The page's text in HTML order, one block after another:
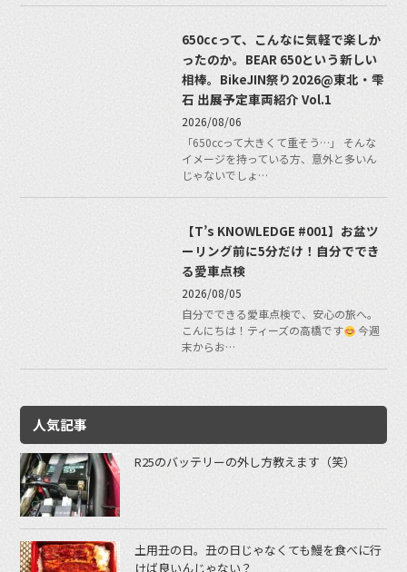
650ccって、こんなに気軽で楽しか
ったのか。BEAR 650という新しい
相棒。BikeJIN祭り2026@東北・雫
石 出展予定車両紹介 Vol.1
2026/08/06
「650ccって大きくて重そう…」 そんな
イメージを持っている方、意外と多いん
じゃないでしょ…
【T’s KNOWLEDGE #001】お盆ツ
ーリング前に5分だけ！自分ででき
る愛車点検
2026/08/05
自分でできる愛車点検で、安心の旅へ。
こんにちは！ティーズの高橋です
今週
末からお…
人気記事
R25のバッテリーの外し方教えます（笑）
土用丑の日。丑の日じゃなくても鰻を食べに行
けば良いんじゃない？